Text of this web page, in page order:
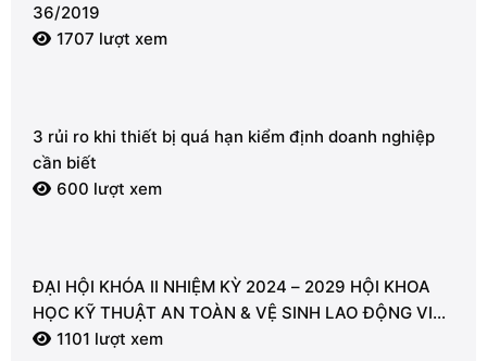
36/2019
1707 lượt xem
3 rủi ro khi thiết bị quá hạn kiểm định doanh nghiệp
cần biết
600 lượt xem
ĐẠI HỘI KHÓA II NHIỆM KỲ 2024 – 2029 HỘI KHOA
HỌC KỸ THUẬT AN TOÀN & VỆ SINH LAO ĐỘNG VIỆT
NAM – CHI HỘI VŨNG TÀU
1101 lượt xem